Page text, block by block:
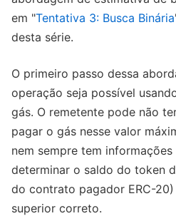
em "Tentativa 3: Busca Binária
desta série.
O primeiro passo dessa
operação seja possível
gás. O remetente pode não
pagar o gás nesse valor
nem sempre tem
determinar o saldo do token
do contrato pagador ERC-
superior correto.